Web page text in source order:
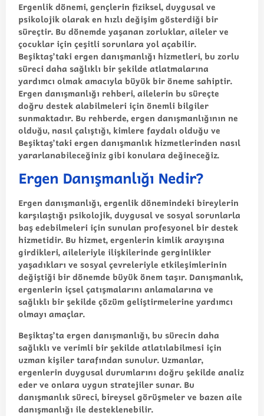
Ergenlik dönemi, gençlerin fiziksel, duygusal ve
psikolojik olarak en hızlı değişim gösterdiği bir
süreçtir. Bu dönemde yaşanan zorluklar, aileler ve
çocuklar için çeşitli sorunlara yol açabilir.
Beşiktaş’taki ergen danışmanlığı hizmetleri, bu zorlu
süreci daha sağlıklı bir şekilde atlatmalarına
yardımcı olmak amacıyla büyük bir öneme sahiptir.
Ergen danışmanlığı rehberi, ailelerin bu süreçte
doğru destek alabilmeleri için önemli bilgiler
sunmaktadır. Bu rehberde, ergen danışmanlığının ne
olduğu, nasıl çalıştığı, kimlere faydalı olduğu ve
Beşiktaş’taki ergen danışmanlık hizmetlerinden nasıl
yararlanabileceğiniz gibi konulara değineceğiz.
Ergen Danışmanlığı Nedir?
Ergen danışmanlığı, ergenlik dönemindeki bireylerin
karşılaştığı psikolojik, duygusal ve sosyal sorunlarla
baş edebilmeleri için sunulan profesyonel bir destek
hizmetidir. Bu hizmet, ergenlerin kimlik arayışına
girdikleri, aileleriyle ilişkilerinde gerginlikler
yaşadıkları ve sosyal çevreleriyle etkileşimlerinin
değiştiği bir dönemde büyük önem taşır. Danışmanlık,
ergenlerin içsel çatışmalarını anlamalarına ve
sağlıklı bir şekilde çözüm geliştirmelerine yardımcı
olmayı amaçlar.
Beşiktaş’ta ergen danışmanlığı, bu sürecin daha
sağlıklı ve verimli bir şekilde atlatılabilmesi için
uzman kişiler tarafından sunulur. Uzmanlar,
ergenlerin duygusal durumlarını doğru şekilde analiz
eder ve onlara uygun stratejiler sunar. Bu
danışmanlık süreci, bireysel görüşmeler ve bazen aile
danışmanlığı ile desteklenebilir.